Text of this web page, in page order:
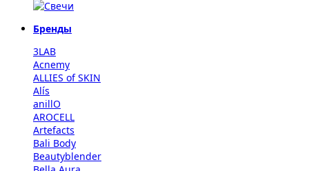
Бренды
3LAB
Acnemy
ALLIES of SKIN
Alís
anillO
AROCELL
Artefacts
Bali Body
Beautyblender